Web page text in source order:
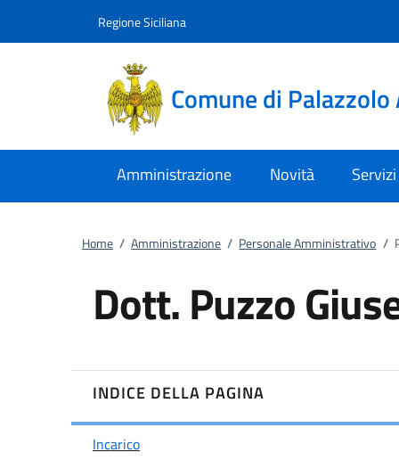
Regione Siciliana
Comune di Palazzolo
Amministrazione Novità Servizi
Home / Amministrazione / Personale Amministrativo /
Dott. Puzzo
INDICE DELLA PAGINA
Incarico